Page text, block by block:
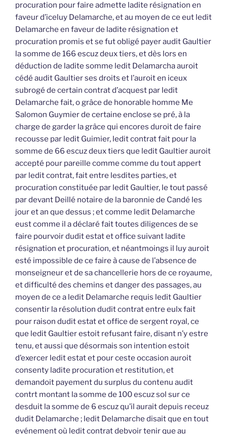
procuration pour faire admette ladite résignation en
faveur d’iceluy Delamarche, et au moyen de ce eut ledit
Delamarche en faveur de ladite résignation et
procuration promis et se fut obligé payer audit Gaultier
la somme de 166 escuz deux tiers, et dès lors en
déduction de ladite somme ledit Delamarcha auroit
cédé audit Gaultier ses droits et l’auroit en iceux
subrogé de certain contrat d’acquest par ledit
Delamarche fait, o grâce de honorable homme Me
Salomon Guymier de certaine enclose se pré, à la
charge de garder la grâce qui encores duroit de faire
recousse par ledit Guimier, ledit contrat fait pour la
somme de 66 escuz deux tiers que ledit Gaultier auroit
accepté pour pareille comme comme du tout appert
par ledit contrat, fait entre lesdites parties, et
procuration constituée par ledit Gaultier, le tout passé
par devant Deillé notaire de la baronnie de Candé les
jour et an que dessus ; et comme ledit Delamarche
eust comme il a déclaré fait toutes diligences de se
faire pourvoir dudit estat et office suivant ladite
résignation et procuration, et néantmoings il luy auroit
esté impossible de ce faire à cause de l’absence de
monseigneur et de sa chancellerie hors de ce royaume,
et difficulté des chemins et danger des passages, au
moyen de ce a ledit Delamarche requis ledit Gaultier
consentir la résolution dudit contrat entre eulx fait
pour raison dudit estat et office de sergent royal, ce
que ledit Gaultier estoit refusant faire, disant n’y estre
tenu, et aussi que désormais son intention estoit
d’exercer ledit estat et pour ceste occasion auroit
consenty ladite procuration et restitution, et
demandoit payement du surplus du contenu audit
contrt montant la somme de 100 escuz sol sur ce
desduit la somme de 6 escuz qu’il aurait depuis receuz
dudit Delamarche ; ledit Delamarche disait que en tout
evénement où ledit contrat debvoir tenir que au